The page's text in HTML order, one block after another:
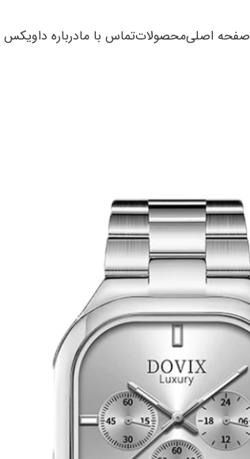
صفحه اصلیمحصولاتتماس با مادرباره داویکس